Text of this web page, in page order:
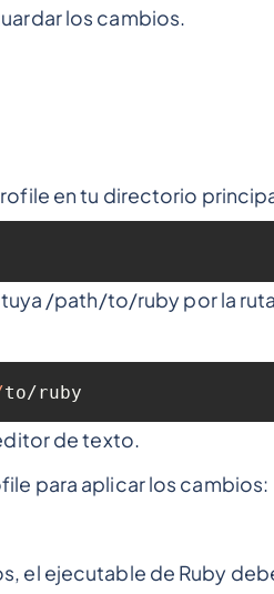
los cambios.
en tu directorio
/path/to/ruby por la
to/ruby
de texto.
para aplicar los cambios:
el ejecutable de Ruby